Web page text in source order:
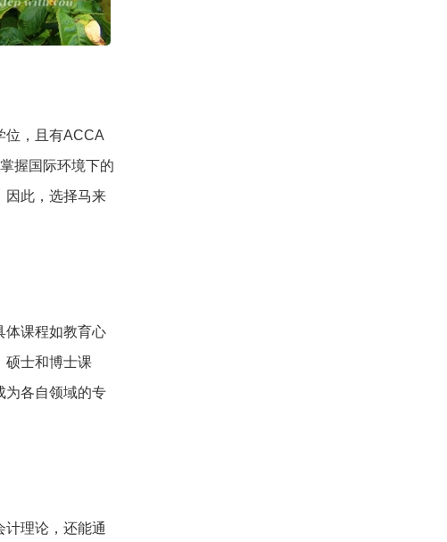
位，且有ACCA
握国际环境下的
因此，选择马来
体课程如教育心
硕士和博士课
为各自领域的专
计理论，还能通